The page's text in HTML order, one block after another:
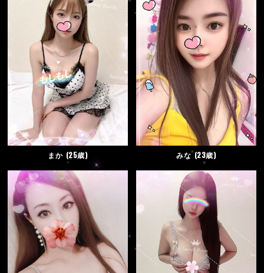
まか 25歳 みな 23歳